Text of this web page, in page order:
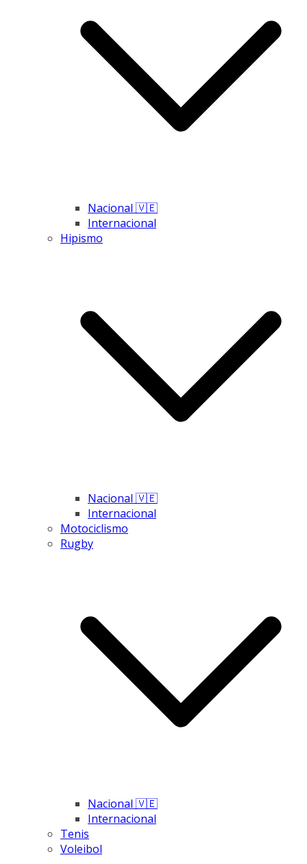
Nacional 🇻🇪
Internacional
Hipismo
Nacional 🇻🇪
Internacional
Motociclismo
Rugby
Nacional 🇻🇪
Internacional
Tenis
Voleibol